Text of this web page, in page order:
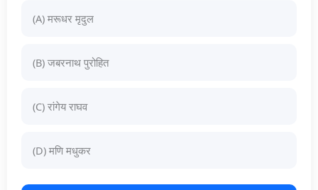
(A) मरूधर मृदुल
(B) जबरनाथ पुरोहित
(C) रांगेय राघव
(D) मणि मधुकर